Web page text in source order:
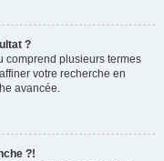
?
comprend plusieurs termes
votre recherche en
avancée.
?!